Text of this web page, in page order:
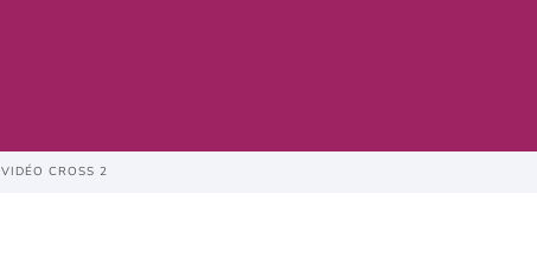
VIDÉO CROSS 2